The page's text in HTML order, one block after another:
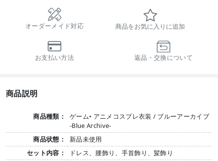
オーダーメイド対応 商品をお気に入りに追加
お支払い方法 返品・交換について
商品説明
商品種類：
ゲーム• アニメコスプレ衣装 / ブルーアーカイブ
-Blue Archive-
商品状態：
新品未使用
セット内容：
ドレス、腰飾り、手首飾り、髪飾り